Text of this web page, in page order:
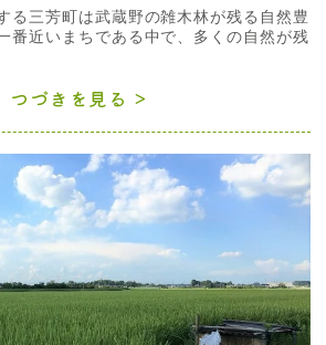
る三芳町は武蔵野の雑木林が残る自然豊
番近いまちである中で、多くの自然が残
つづきを見る